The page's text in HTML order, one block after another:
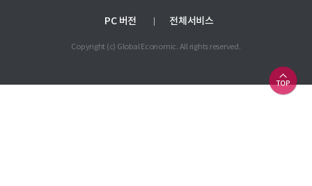
PC 버전 전체서비스
Copyright (c) Global Economic. All rights reserved.